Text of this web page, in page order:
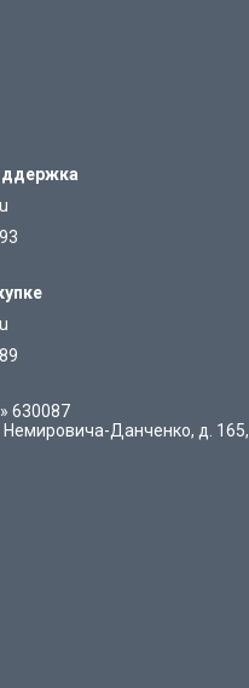
630087
Немировича-Данченко, д. 165,